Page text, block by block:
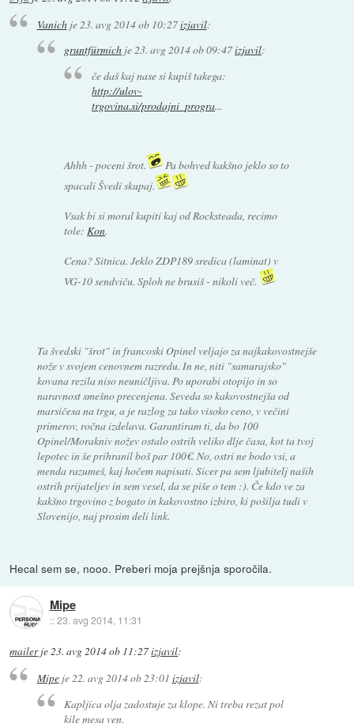
Vanichje 23. avg 2014 ob 10:27izjavil:
gruntfürmich je23. avg 2014 ob 09:47izjavil:
če daš kaj nase si kupiš takega:
http://ulov-
trgovina.si/prodajni_progra...
Ahhh - poceni šrot.
Pa bohved kakšno jeklo so to
spacali Švedi skupaj.
Vsak bi si moral kupiti kaj od Rocksteada, recimo
tole:Kon.
Cena? Sitnica. Jeklo ZDP189 sredica (laminat) v
VG-10 sendviču. Sploh ne brusiš - nikoli več.
Ta švedski "šrot" in francoski Opinel veljajo za najkakovostnejše
nože v svojem cenovnem razredu. In ne, niti "samurajsko"
kovana rezila niso neuničljiva. Po uporabi otopijo in so
naravnost smešno precenjena. Seveda so kakovostnejša od
marsičesa na trgu, a je razlog za tako visoko ceno, v večini
primerov, ročna izdelava. Garantiram ti, da bo 100
Opinel/Morakniv nožev ostalo ostrih veliko dlje časa, kot ta tvoj
lepotec in še prihranil boš par 100€. No, ostri ne bodo vsi, a
menda razumeš, kaj hočem napisati. Sicer pa sem ljubitelj naših
ostrih prijateljev in sem vesel, da se piše o tem :). Če kdo ve za
kakšno trgovino z bogato in kakovostno izbiro, ki pošilja tudi v
Slovenijo, naj prosim deli link.
Hecal sem se, nooo. Preberi moja prejšnja sporočila.
Mipe
::23. avg 2014, 11:31
mailerje23. avg 2014 ob 11:27izjavil:
Mipeje22. avg 2014 ob 23:01 izjavil:
Kapljica olja zadostuje za klope. Ni treba rezat pol
kile mesa ven.